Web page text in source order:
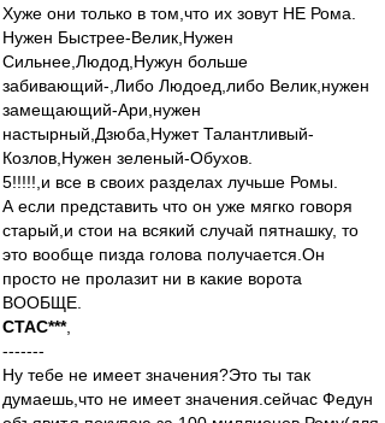
Хуже они только в том,что их зовут НЕ Рома.
Нужен Быстрее-Велик,Нужен
Сильнее,Людод,Нужун больше
забивающий-,Либо Людоед,либо Велик,нужен
замещающий-Ари,нужен
настырный,Дзюба,Нужет Талантливый-
Козлов,Нужен зеленый-Обухов.
5!!!!!,и все в своих разделах лучьше Ромы.
А если представить что он уже мягко говоря
старый,и стои на всякий случай пятнашку, то
это вообще пизда голова получается.Он
просто не пролазит ни в какие ворота
ВООБЩЕ.
CTAC***,
-------
Ну тебе не имеет значения?Это ты так
думаешь,что не имеет значения.сейчас Федун